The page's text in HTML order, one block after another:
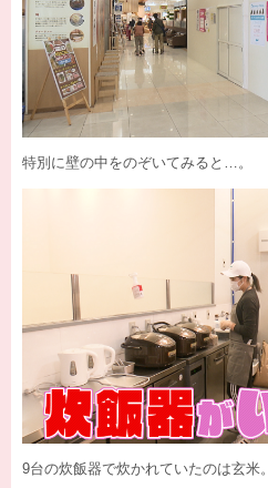
特別に壁の中をのぞいてみると…。
9台の炊飯器で炊かれていたのは玄米。